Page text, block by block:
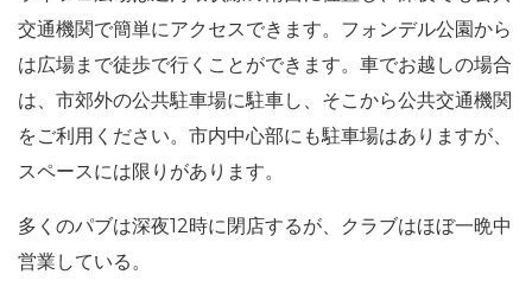
交通機関で簡単にアクセスできます。フォンデル公園から
は広場まで徒歩で行くことができます。車でお越しの場合
は、市郊外の公共駐車場に駐車し、そこから公共交通機関
をご利用ください。市内中心部にも駐車場はありますが、
スペースには限りがあります。
多くのパブは深夜12時に閉店するが、クラブはほぼ一晩中
営業している。